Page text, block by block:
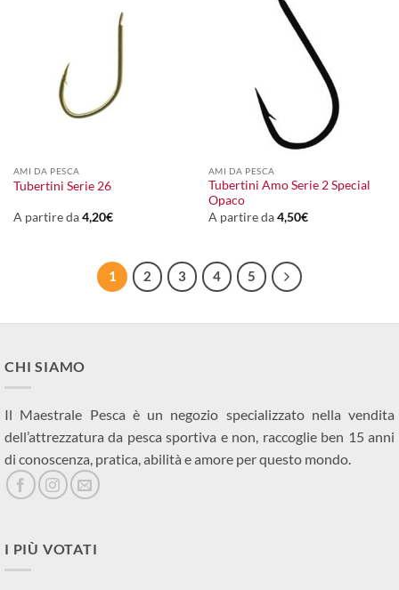
AMI DA PESCA
Tubertini Serie 26
A partire da4,20€
AMI DA PESCA
Tubertini Amo Serie 2 Special
Opaco
A partire da4,50€
1 2 3 4 5
CHI SIAMO
Il Maestrale Pesca è un negozio specializzato nella vendita
dell’attrezzatura da pesca sportiva e non, raccoglie ben 15 anni
di conoscenza, pratica, abilità e amore per questo mondo.
I PIÙ VOTATI